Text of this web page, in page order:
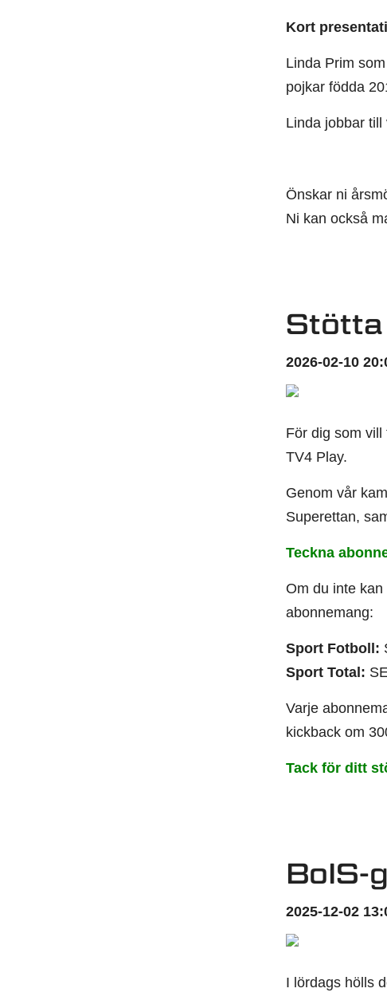
Kort
Linda Prim
pojkar födda
Linda jobbar
Önskar ni
Ni kan också
Stötta
2026-02-10
För dig som
TV4 Play.
Genom vår
Superettan,
Teckna
Om du inte
abonnemang:
Sport Fotboll:
Sport Total:
Varje
kickback om
Tack för ditt
BoIS-
2025-12-02
I lördags hölls